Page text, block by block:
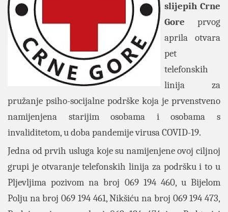
slijepih Crne
Gore prvog
aprila otvara
pet
telefonskih
linija za
pružanje psiho-socijalne podrške koja je prvenstveno
namijenjena starijim osobama i osobama s
invaliditetom, u doba pandemije virusa COVID-19.
Jedna od prvih usluga koje su namijenjene ovoj ciljnoj
grupi je otvaranje telefonskih linija za podršku i to u
Pljevljima pozivom na broj 069 194 460, u Bijelom
Polju na broj 069 194 461, Nikšiću na broj 069 194 473,